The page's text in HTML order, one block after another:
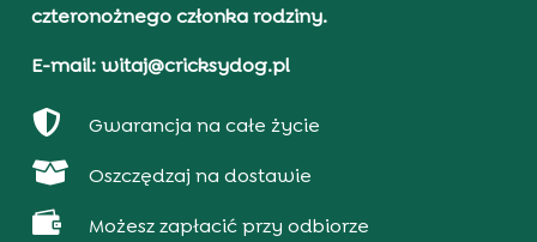
czteronożnego członka rodziny.
E-mail: witaj@cricksydog.pl
 Gwarancja na całe życie
 Oszczędzaj na dostawie
 Możesz zapłacić przy odbiorze